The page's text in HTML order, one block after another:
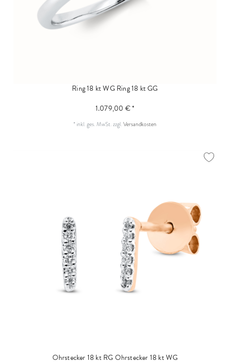
Ring 18 kt WGRing 18 kt GG
1.079,00 € *
* inkl. ges. MwSt.zzgl.Versandkosten
Ohrstecker 18 kt RGOhrstecker 18 kt WG